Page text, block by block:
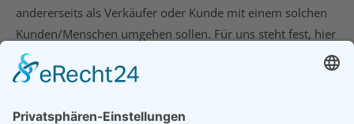
andererseits als Verkäufer oder Kunde mit einem solchen
Kunden/Menschen umgehen sollen. Für uns steht fest, hier
darf es zu keiner Stigmatisierung und Denunzierung
kommen!“